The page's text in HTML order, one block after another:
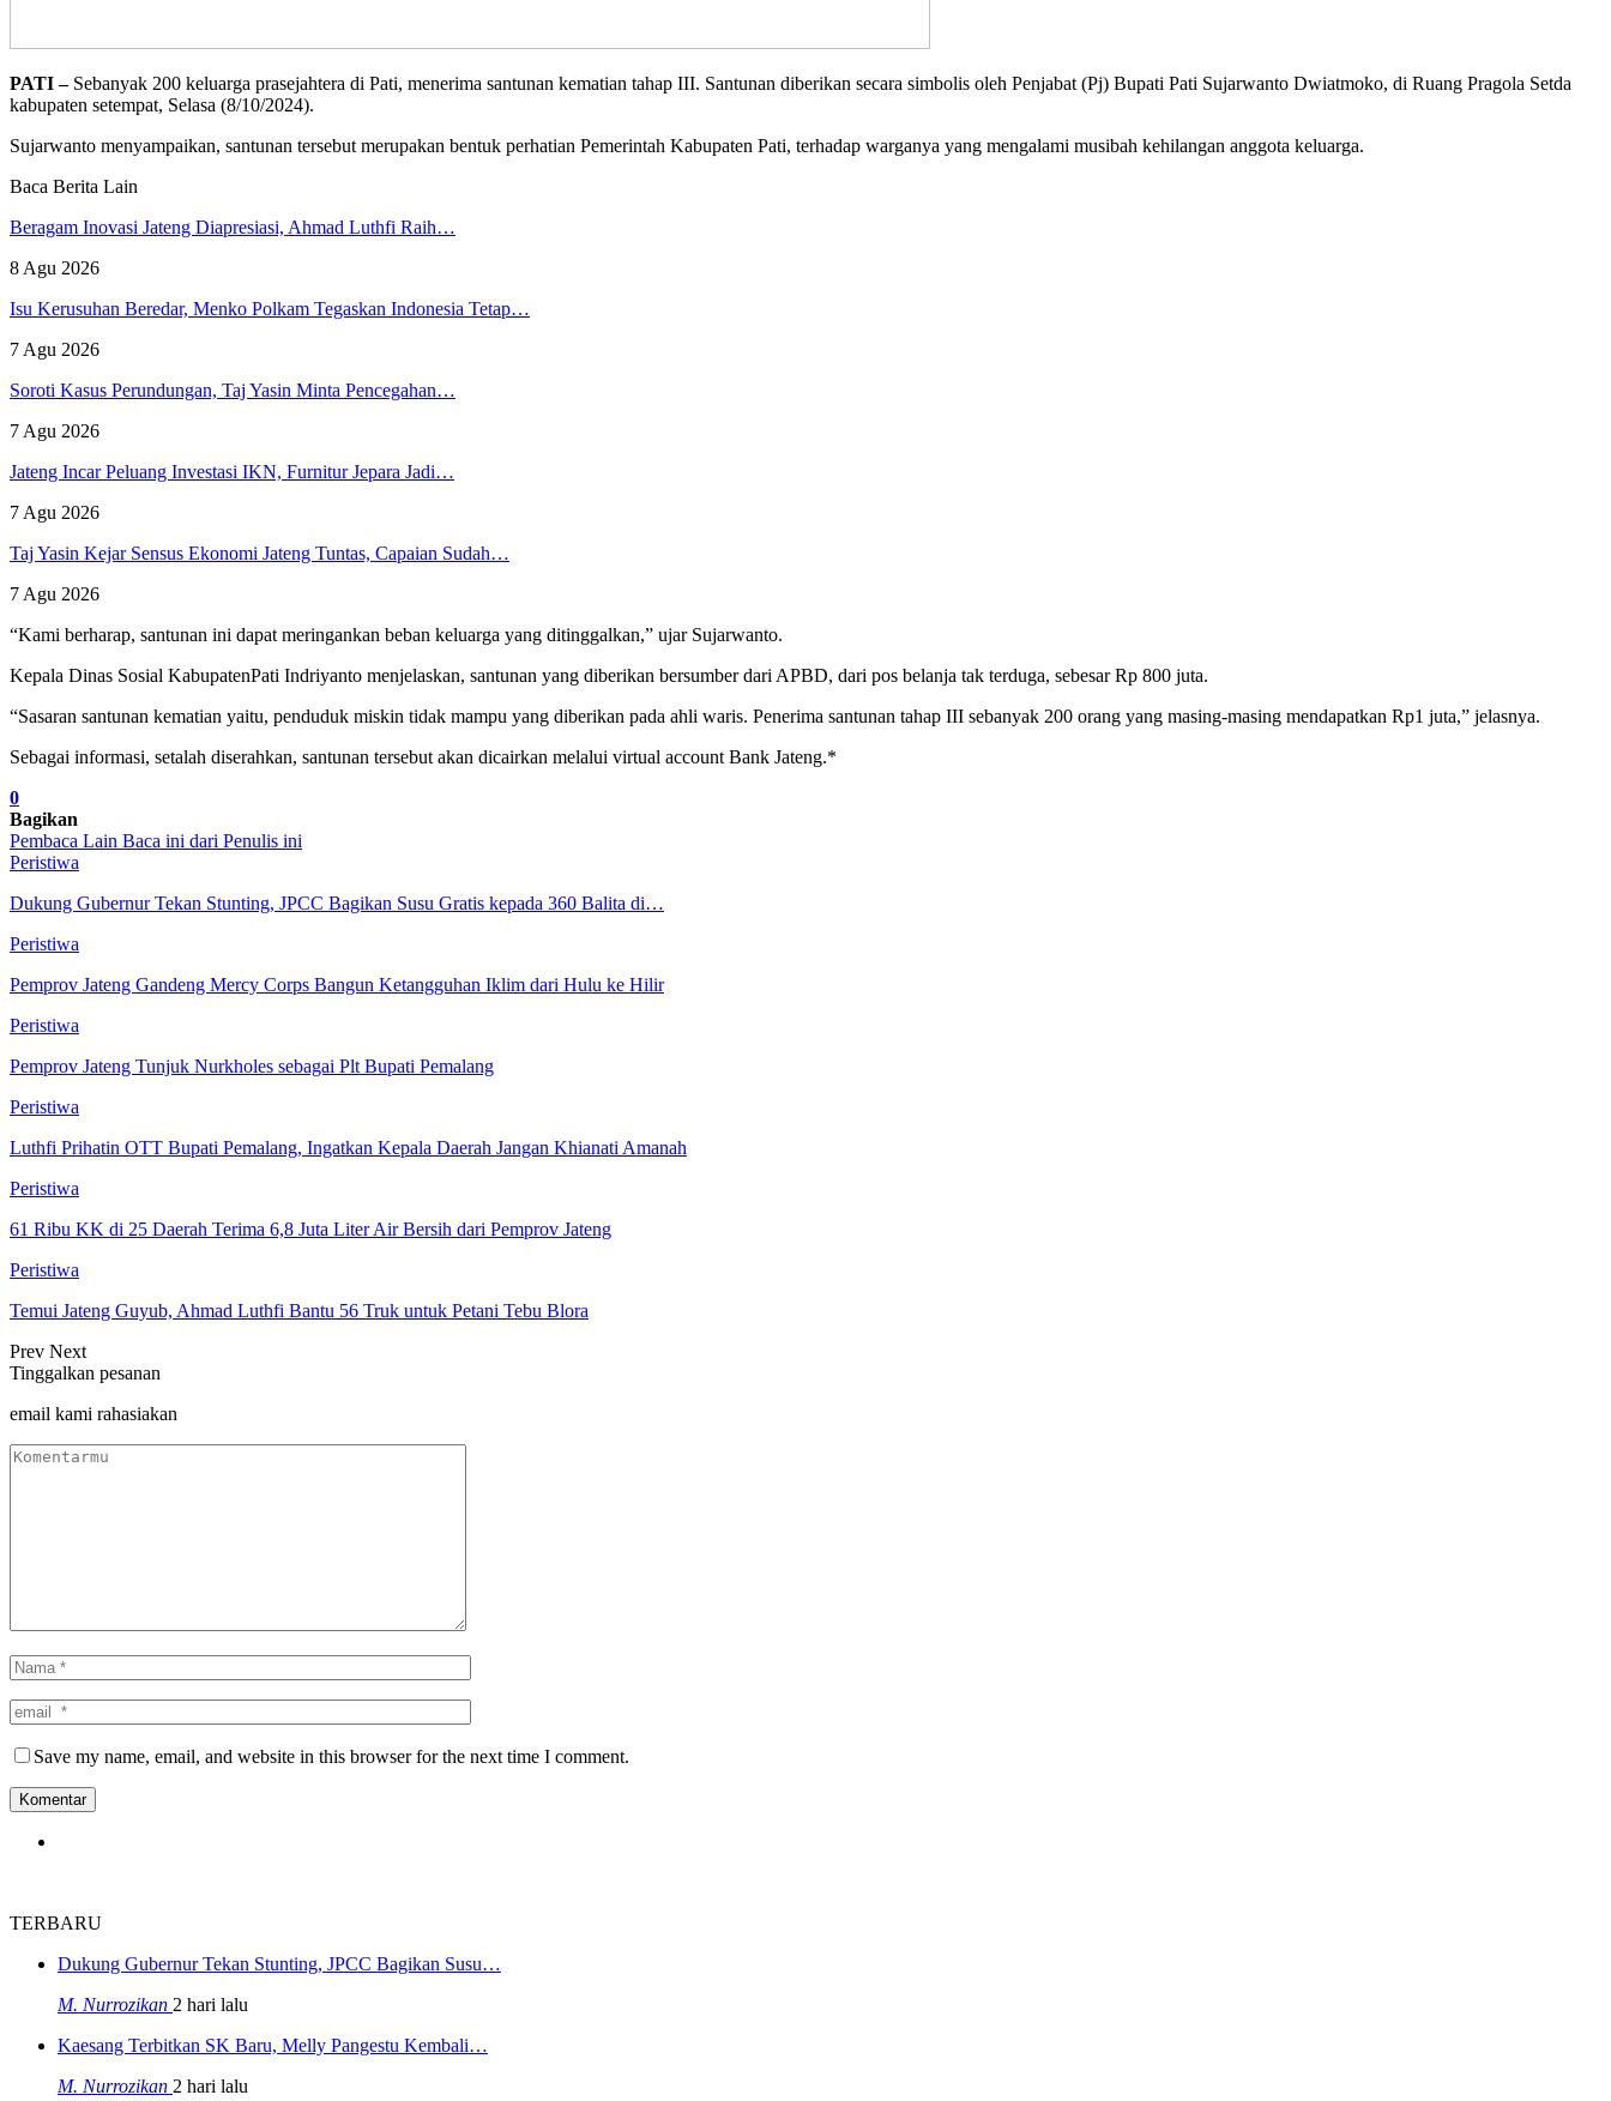
PATI –Sebanyak 200 keluarga prasejahtera di Pati, menerima santunan kematian tahap III. Santunan diberikan secara simbolis oleh Penjabat (Pj) Bupati Pati Sujarwanto Dwiatmoko, di Ruang Pragola Setda
kabupaten setempat, Selasa (8/10/2024).
Sujarwanto menyampaikan, santunan tersebut merupakan bentuk perhatian Pemerintah Kabupaten Pati, terhadap warganya yang mengalami musibah kehilangan anggota keluarga.
Baca Berita Lain
Beragam Inovasi Jateng Diapresiasi, Ahmad Luthfi Raih…
8 Agu 2026
Isu Kerusuhan Beredar, Menko Polkam Tegaskan Indonesia Tetap…
7 Agu 2026
Soroti Kasus Perundungan, Taj Yasin Minta Pencegahan…
7 Agu 2026
Jateng Incar Peluang Investasi IKN, Furnitur Jepara Jadi…
7 Agu 2026
Taj Yasin Kejar Sensus Ekonomi Jateng Tuntas, Capaian Sudah…
7 Agu 2026
“Kami berharap, santunan ini dapat meringankan beban keluarga yang ditinggalkan,” ujar Sujarwanto.
Kepala Dinas Sosial KabupatenPati Indriyanto menjelaskan, santunan yang diberikan bersumber dari APBD, dari pos belanja tak terduga, sebesar Rp 800 juta.
“Sasaran santunan kematian yaitu, penduduk miskin tidak mampu yang diberikan pada ahli waris. Penerima santunan tahap III sebanyak 200 orang yang masing-masing mendapatkan Rp1 juta,” jelasnya.
Sebagai informasi, setalah diserahkan, santunan tersebut akan dicairkan melalui virtual account Bank Jateng.*
0
Bagikan
Pembaca Lain Baca ini dari Penulis ini
Peristiwa
Dukung Gubernur Tekan Stunting, JPCC Bagikan Susu Gratis kepada 360 Balita di…
Peristiwa
Pemprov Jateng Gandeng Mercy Corps Bangun Ketangguhan Iklim dari Hulu ke Hilir
Peristiwa
Pemprov Jateng Tunjuk Nurkholes sebagai Plt Bupati Pemalang
Peristiwa
Luthfi Prihatin OTT Bupati Pemalang, Ingatkan Kepala Daerah Jangan Khianati Amanah
Peristiwa
61 Ribu KK di 25 Daerah Terima 6,8 Juta Liter Air Bersih dari Pemprov Jateng
Peristiwa
Temui Jateng Guyub, Ahmad Luthfi Bantu 56 Truk untuk Petani Tebu Blora
Prev Next
Tinggalkan pesanan
email kami rahasiakan
Save my name, email, and website in this browser for the next time I comment.
TERBARU
Dukung Gubernur Tekan Stunting, JPCC Bagikan Susu…
M. Nurrozikan 2 hari lalu
Kaesang Terbitkan SK Baru, Melly Pangestu Kembali…
M. Nurrozikan 2 hari lalu